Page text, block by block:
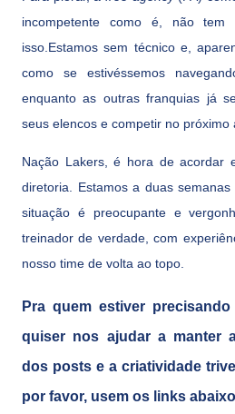
incompetente como é, não tem
isso.Estamos sem técnico e,
como se estivéssemos
enquanto as outras franquias já
seus elencos e competir no próximo
Nação Lakers, é hora de acordar
diretoria. Estamos a duas
situação é preocupante e
treinador de verdade, com
nosso time de volta ao topo.
Pra quem estiver
quiser nos ajudar a manter
dos posts e a criatividade
por favor, usem os links